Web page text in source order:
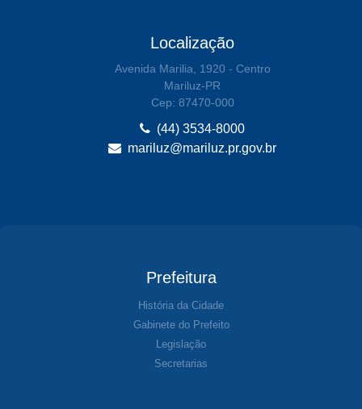
Localização
Avenida Marilia, 1920 - Centro
Mariluz-PR
Cep: 87470-000
(44) 3534-8000
mariluz@mariluz.pr.gov.br
Prefeitura
História da Cidade
Gabinete do Prefeito
Legislação
Secretarias